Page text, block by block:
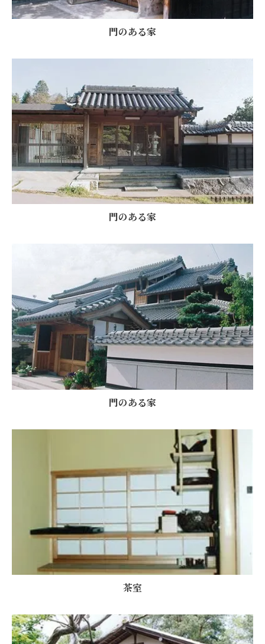
門のある家
門のある家
門のある家
茶室